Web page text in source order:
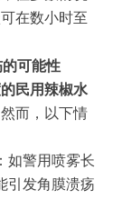
在数小时至
可能性
民用辣椒水
而，以下情
：如警用喷雾长
引发角膜溃疡